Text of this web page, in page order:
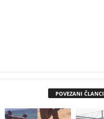
POVEZANI ČLANCI